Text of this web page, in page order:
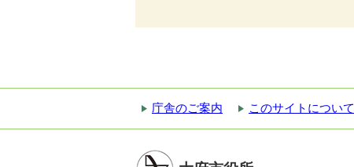
庁舎のご案内 このサイトについて